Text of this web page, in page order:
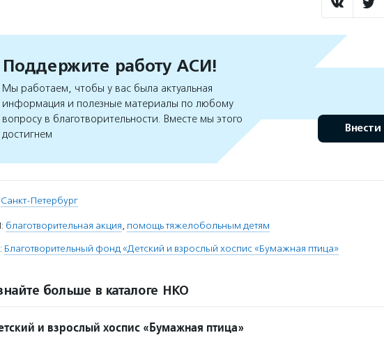
Поддержите работу АСИ!
Мы работаем, чтобы у вас была актуальная
информация и полезные материалы по любому
вопросу в благотворительности. Вместе мы этого
достигнем
Внести
Санкт-Петербург
благотворительная акция, помощь тяжелобольным детям
Благотворительный фонд «Детский и взрослый хоспис «Бумажная птица»
больше в каталоге НКО
и взрослый хоспис «Бумажная птица»